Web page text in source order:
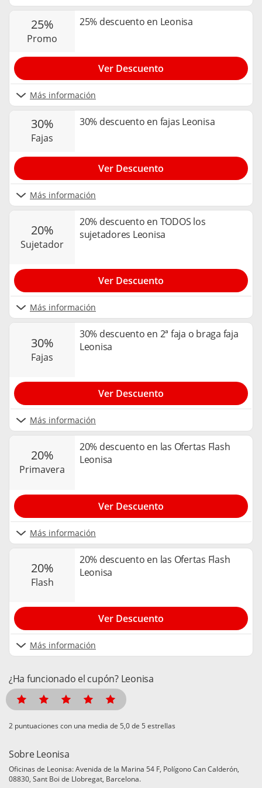
25%
promo
25% descuento en Leonisa
Más información
Ver Descuento
30%
fajas
30% descuento en fajas Leonisa
Más información
Ver Descuento
20%
sujetador
20% descuento en TODOS los
sujetadores Leonisa
Más información
Ver Descuento
30%
fajas
30% descuento en 2ª faja o braga faja
Leonisa
Más información
Ver Descuento
20%
primavera
20% descuento en las Ofertas Flash
Leonisa
Más información
Ver Descuento
20%
flash
20% descuento en las Ofertas Flash
Leonisa
Más información
Ver Descuento
¿Ha funcionado el cupón? Leonisa
puntuaciones con una media de de 5 estrellas
Sobre Leonisa
Oficinas de Leonisa: Avenida de la Marina 54 F, Polígono Can Calderón,
08830, Sant Boi de Llobregat, Barcelona.